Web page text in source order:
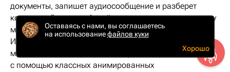
документы, запишет аудиосообщение и разберет
конкретный вопрос. А ещё — даст номер, по которому
можно будет связаться в экстренной ситуации.
И вместо длинных описаний этого процесса
мы показали его просто и доступно в промоблоке
с помощью классных анимированных
Оставаясь с нами, вы соглашаетесь
на использованиефайлов куки
Хорошо